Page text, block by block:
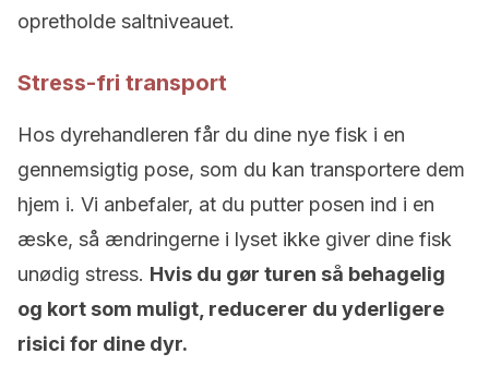
opretholde saltniveauet.
Stress-fri transport
Hos dyrehandleren får du dine nye fisk i en
gennemsigtig pose, som du kan transportere dem
hjem i. Vi anbefaler, at du putter posen ind i en
æske, så ændringerne i lyset ikke giver dine fisk
unødig stress. Hvis du gør turen så behagelig
og kort som muligt, reducerer du yderligere
risici for dine dyr.